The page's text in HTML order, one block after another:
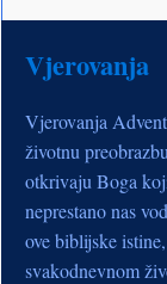
Vjerovanja
Vjerovanja
životnu
otkrivaju Boga
neprestano nas
ove biblijske
svakodnevnom